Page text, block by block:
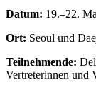
Datum: 19.–22.
Ort: Seoul und
Teilnehmende:
Vertreterinnen und